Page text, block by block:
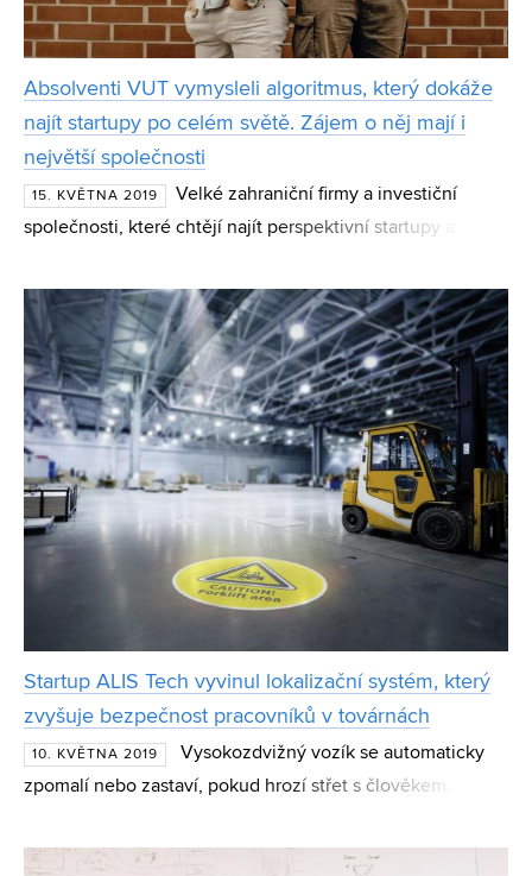
Absolventi VUT vymysleli algoritmus, který dokáže
najít startupy po celém světě. Zájem o něj mají i
největší společnosti
15. KVĚTNA 2019
Velké zahraniční firmy a investiční
společnosti, které chtějí najít perspektivní startupy a
projekt Leadspicker. Ten využívá chytrý algoritmu
Startup ALIS Tech vyvinul lokalizační systém, který
zvyšuje bezpečnost pracovníků v továrnách
10. KVĚTNA 2019
Vysokozdvižný vozík se automaticky
zpomalí nebo zastaví, pokud hrozí střet s člověkem.
pracovníků a manipulačních strojů. Vibrující hodinky